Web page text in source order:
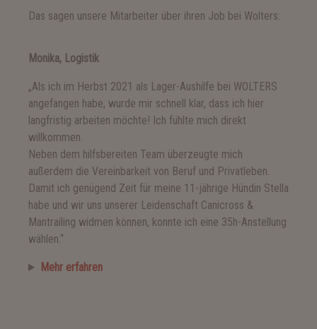
Das sagen unsere Mitarbeiter über ihren Job bei Wolters:
Monika, Logistik
„Als ich im Herbst 2021 als Lager-Aushilfe bei WOLTERS
angefangen habe, wurde mir schnell klar, dass ich hier
langfristig arbeiten möchte! Ich fühlte mich direkt
willkommen.
Neben dem hilfsbereiten Team überzeugte mich
außerdem die Vereinbarkeit von Beruf und Privatleben.
Damit ich genügend Zeit für meine 11-jährige Hündin Stella
habe und wir uns unserer Leidenschaft Canicross &
Mantrailing widmen können, konnte ich eine 35h-Anstellung
wählen.“
Mehr erfahren